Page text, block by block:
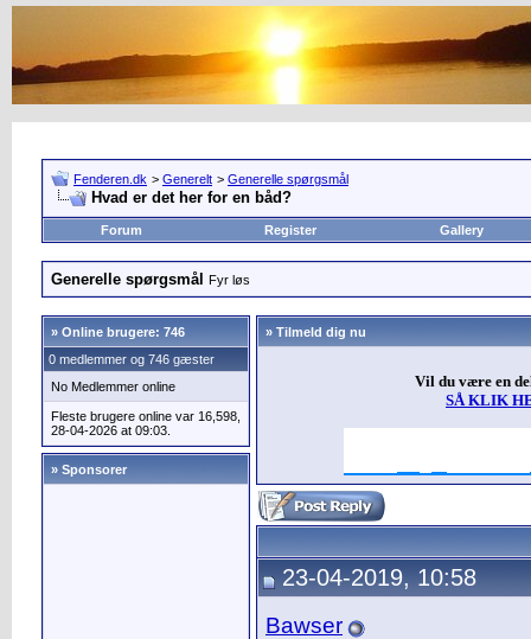
Fenderen.dk > Generelt > Generelle spørgsmål
Hvad er det her for en båd?
Forum Register Gallery
Generelle spørgsmål Fyr løs
» Online brugere: 746
0 medlemmer og 746 gæster
No Medlemmer online
Fleste brugere online var 16,598,
28-04-2026 at 09:03.
» Sponsorer
» Tilmeld dig nu
Vil du være en
SÅ KLIK
23-04-2019, 10:58
Bawser